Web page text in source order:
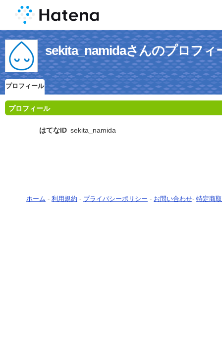
sekita_namidaさんのプロフィ
プロフィール
プロフィール
はてなID sekita_namida
ホーム - 利用規約 - プライバシーポリシー - お問い合わせ- 特定商